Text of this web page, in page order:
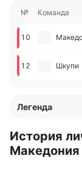
№ Команда
10
12 Шкупи
Легенда
История
Македония